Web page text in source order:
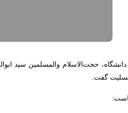
حجت‌الاسلام والمسلمین سید
گفت.
است: